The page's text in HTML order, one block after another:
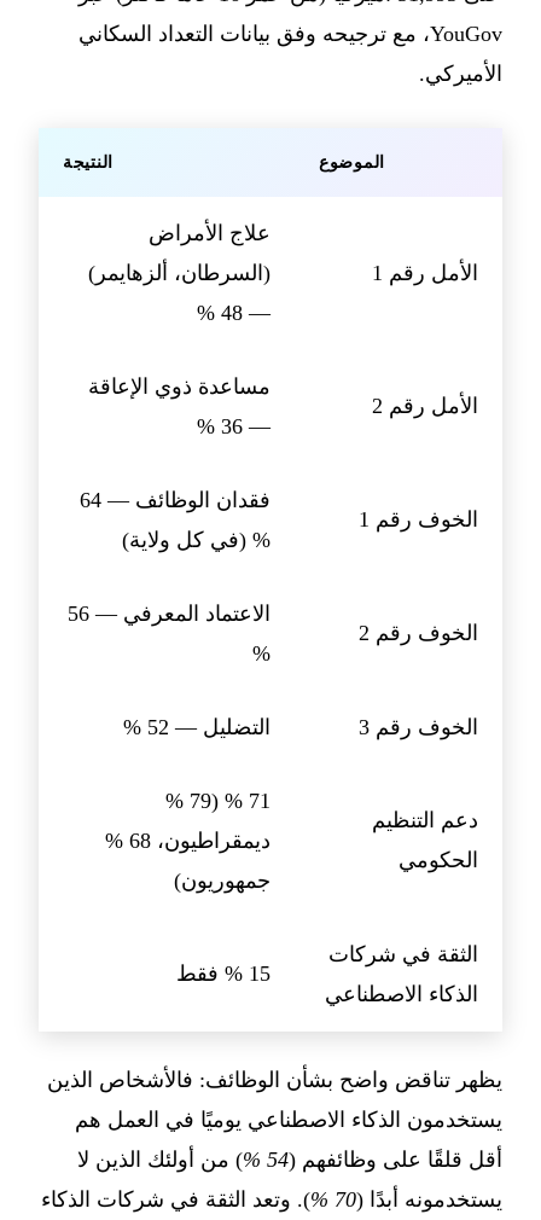
YouGov، مع ترجيحه وفق بيانات التعداد السكاني
الأميركي.
الموضوع النتيجة
الأمل رقم 1
علاج الأمراض
(السرطان، ألزهايمر)
— 48 %
الأمل رقم 2
مساعدة ذوي الإعاقة
— 36 %
الخوف رقم 1
فقدان الوظائف — 64
% (في كل ولاية)
الخوف رقم 2
الاعتماد المعرفي — 56
%
الخوف رقم 3 التضليل — 52 %
دعم التنظيم
الحكومي
71 % (79 %
ديمقراطيون، 68 %
جمهوريون)
الثقة في شركات
الذكاء الاصطناعي
15 % فقط
يظهر تناقض واضح بشأن الوظائف: فالأشخاص الذين
يستخدمون الذكاء الاصطناعي يوميًا في العمل هم
أقل قلقًا على وظائفهم (54 %
) من أولئك الذين لا
يستخدمونه أبدًا (70 %
). وتعد الثقة في شركات الذكاء